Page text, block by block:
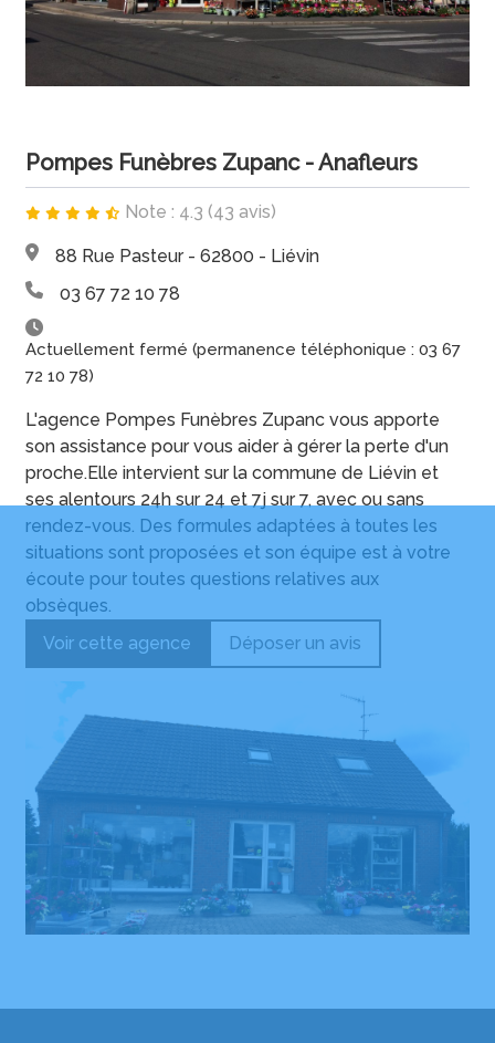
Pompes Funèbres Zupanc - Anafleurs
Note : 4.3 (43 avis)
88 Rue Pasteur - 62800 - Liévin
03 67 72 10 78
Actuellement fermé (permanence téléphonique : 03 67
72 10 78)
L'agence Pompes Funèbres Zupanc vous apporte
son assistance pour vous aider à gérer la perte d'un
proche.Elle intervient sur la commune de Liévin et
ses alentours 24h sur 24 et 7j sur 7, avec ou sans
rendez-vous. Des formules adaptées à toutes les
situations sont proposées et son équipe est à votre
écoute pour toutes questions relatives aux
obsèques.
Voir cette agence
Déposer un avis